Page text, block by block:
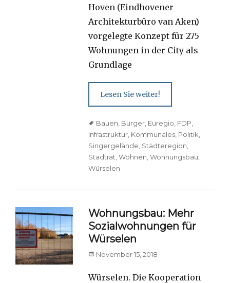
Hoven (Eindhovener
Architekturbüro van Aken)
vorgelegte Konzept für 275
Wohnungen in der City als
Grundlage
Lesen Sie weiter!
TagsBauen Bürger Euregio FDP
Infrastruktur Kommunales Politik
Singergelände Städteregion
Stadtrat ,Wohnen ,Wohnungsbau
Würselen
Wohnungsbau: Mehr
Sozialwohnungen für
Würselen
Posted
November 15, 2018
Würselen. Die Kooperation